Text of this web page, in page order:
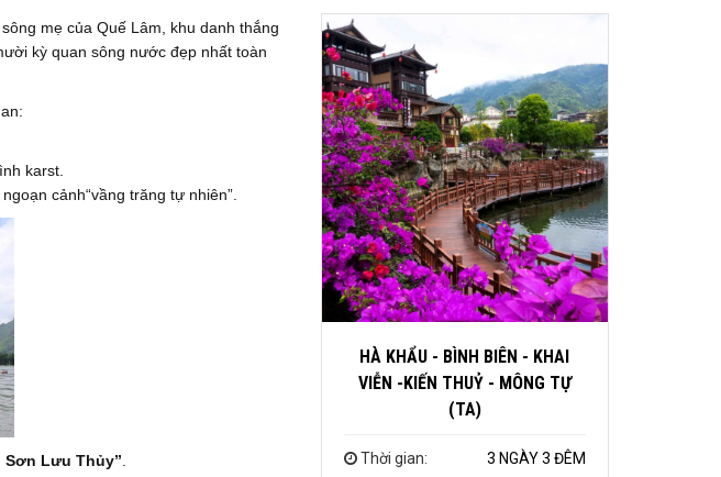
sông mẹ của Quế Lâm, khu danh thắng
kỳ quan sông nước đẹp nhất toàn
karst.
cảnh“vầng trăng tự nhiên”.
Sơn Lưu Thủy”
HÀ KHẨU - BÌNH BIÊN - KHAI
VIỄN -KIẾN THUỶ - MÔNG TỰ
(TA)
Thời gian:
3 NGÀY 3 ĐÊM